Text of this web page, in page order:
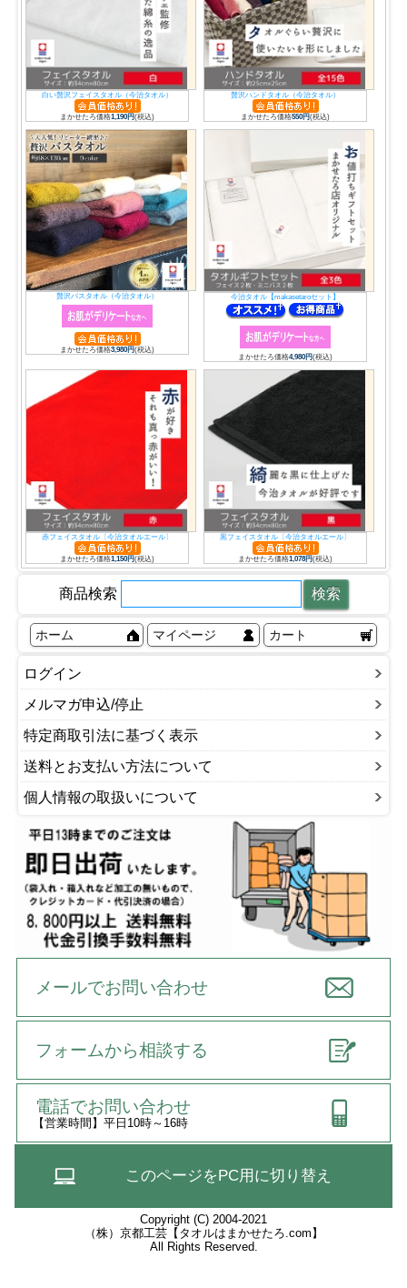
白い贅沢フェイスタオル（今治タオル）
まかせたろ価格1,190円(税込)
贅沢ハンドタオル（今治タオル）
まかせたろ価格550円(税込)
贅沢バスタオル（今治タオル）
まかせたろ価格3,980円(税込)
今治タオル【makasetaroセット】
まかせたろ価格4,980円(税込)
赤フェイスタオル〔今治タオルエール〕
まかせたろ価格1,150円(税込)
黒フェイスタオル〔今治タオルエール〕
まかせたろ価格1,078円(税込)
商品検索
ホーム マイページ カート
ログイン
メルマガ申込/停止
特定商取引法に基づく表示
送料とお支払い方法について
個人情報の取扱いについて
メールでお問い合わせ
フォームから相談する
電話でお問い合わせ
【営業時間】平日10時～16時
このページをPC用に切り替え
Copyright (C) 2004-2021
（株）京都工芸【タオルはまかせたろ.com】
All Rights Reserved.